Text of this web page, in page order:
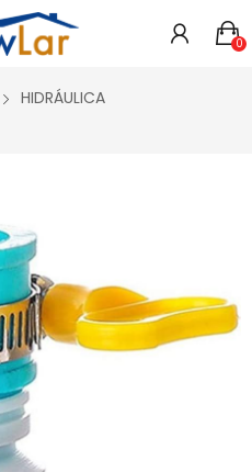
for desktops and mobile -
stake, and track assets. 0
HIDRÁULICA